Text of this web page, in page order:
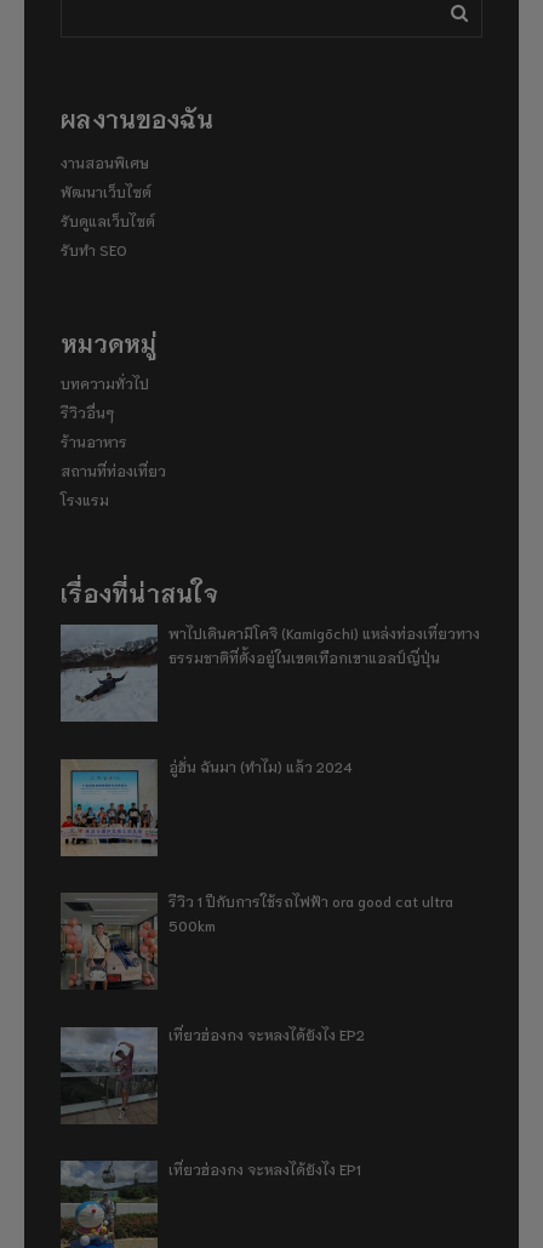
ผลงานของฉัน
งานสอนพิเศษ
พัฒนาเว็บไซต์
รับดูแลเว็บไซต์
รับทำ SEO
หมวดหมู่
บทความทั่วไป
รีวิวอื่นๆ
ร้านอาหาร
สถานที่ท่องเที่ยว
โรงแรม
เรื่องที่น่าสนใจ
พาไปเดินคามิโคจิ (Kamigōchi) แหล่งท่องเที่ยวทาง
ธรรมชาติที่ตั้งอยู่ในเขตเทือกเขาแอลป์ญี่ปุ่น
อู่ฮั่น ฉันมา (ทำไม) แล้ว 2024
รีวิว 1 ปีกับการใช้รถไฟฟ้า ora good cat ultra
500km
เที่ยวฮ่องกง จะหลงได้ยังไง EP2
เที่ยวฮ่องกง จะหลงได้ยังไง EP1